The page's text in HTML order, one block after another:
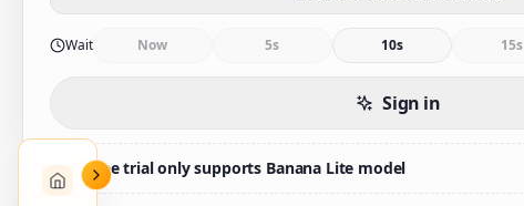
Wait Now 5s 10s 15s
Sign in
Free trial only supports Banana Lite model